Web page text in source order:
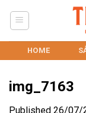
HOME
img_7163
Published 26/07/